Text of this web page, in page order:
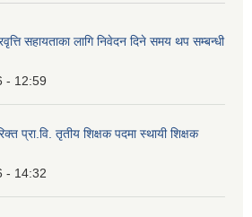
सहायताका लागि निवेदन दिने समय थप सम्बन्धी
- 12:59
प्रा.वि. तृतीय शिक्षक पदमा स्थायी शिक्षक
- 14:32